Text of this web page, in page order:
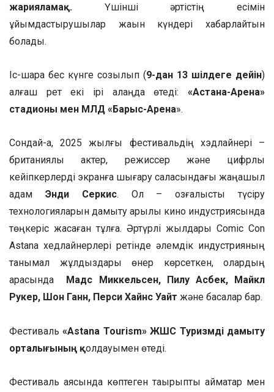
жарияламақ. Үшінші әртістің есімін
ұйымдастырушылар жақын күндері хабарлайтын
болады.
Іс-шара бес күнге созылып (9-дан 13 шілдеге дейін)
алғаш рет екі ірі алаңда өтеді: «Астана-Арена»
стадионы мен МЛД «Барыс-Арена».
Cондай-ақ, 2025 жылғы фестивальдің хэдлайнері –
британиялық актер, режиссер және цифрлық
кейіпкерлерді экранға шығару саласындағы жаңашыл
адам Энди Серкис. Ол – қозғалысты түсіру
технологияларын дамыту арқылы кино индустриясында
төңкеріс жасаған тұлға. Әртүрлі жылдары Comic Con
Astana хедлайнерлері ретінде әлемдік индустрияның
танымал жұлдыздары өнер көрсеткен, олардың
арасында
Мадс Миккельсен, Пилу Асбек, Майкл
Рукер, Шон Ганн, Перси Хайнс Уайт және басқалар бар.
Фестиваль«Astana Tourism» ЖШС Туризмді дамыту
орталығының қолдауымен өтеді.
Фестиваль аясында көптеген тақырыптық аймақтар мен